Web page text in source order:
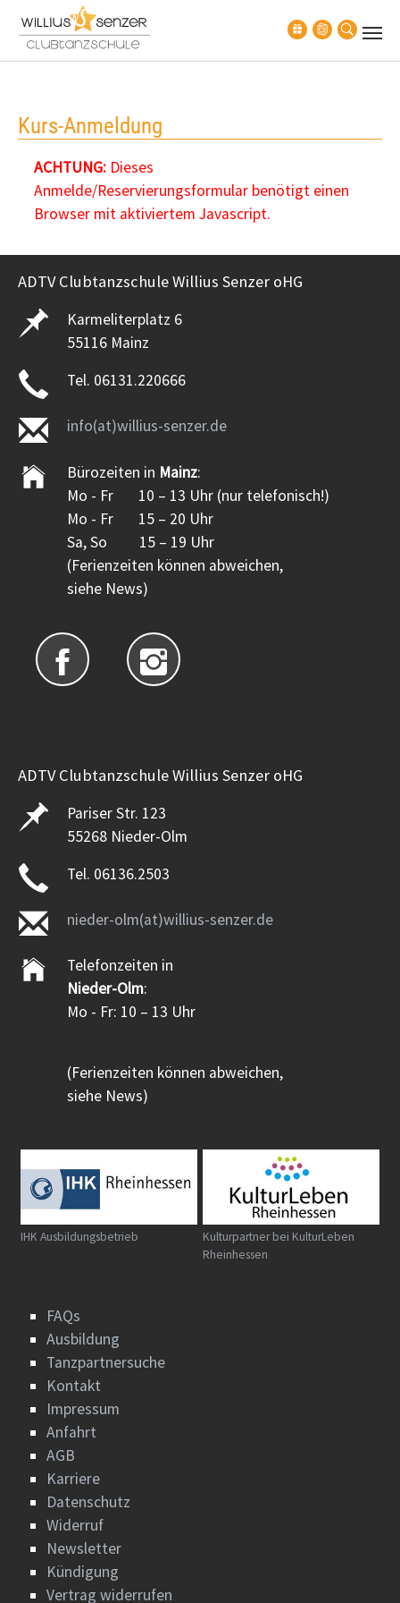
Zum Hauptinhalt springen
Kurs-Anmeldung
ACHTUNG:Dieses
Anmelde/Reservierungsformular benötigt einen
Browser mit aktiviertem Javascript.
ADTV Clubtanzschule Willius Senzer oHG
Karmeliterplatz 6
55116 Mainz
Tel. 06131.220666
info(at)willius-senzer.de
Bürozeiten in Mainz:
Mo - Fr 10 – 13 Uhr (nur telefonisch!)
Mo - Fr 15 – 20 Uhr
Sa, So 15 – 19 Uhr
(Ferienzeiten können abweichen,
siehe News)
ADTV Clubtanzschule Willius Senzer oHG
Pariser Str. 123
55268 Nieder-Olm
Tel. 06136.2503
nieder-olm(at)willius-senzer.de
Telefonzeiten in
Nieder-Olm:
Mo - Fr: 10 – 13 Uhr
(Ferienzeiten können abweichen,
siehe News)
IHK Ausbildungsbetrieb
Kulturpartner bei KulturLeben
Rheinhessen
FAQs
Ausbildung
Tanzpartnersuche
Kontakt
Impressum
Anfahrt
AGB
Karriere
Datenschutz
Widerruf
Newsletter
Kündigung
Vertrag widerrufen